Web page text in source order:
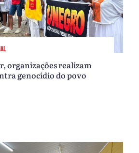
organizações realizam
genocídio do povo